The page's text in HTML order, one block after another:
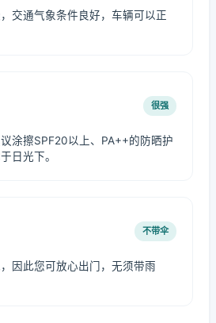
交通气象条件良好，车辆可以正
很强
涂擦SPF20以上、PA++的防晒护
日光下。
不带伞
因此您可放心出门，无须带雨